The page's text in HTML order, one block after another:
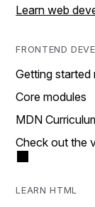
Learn web
FRONTEND
Getting started
Core modules
MDN
Check out the
LEARN HTML